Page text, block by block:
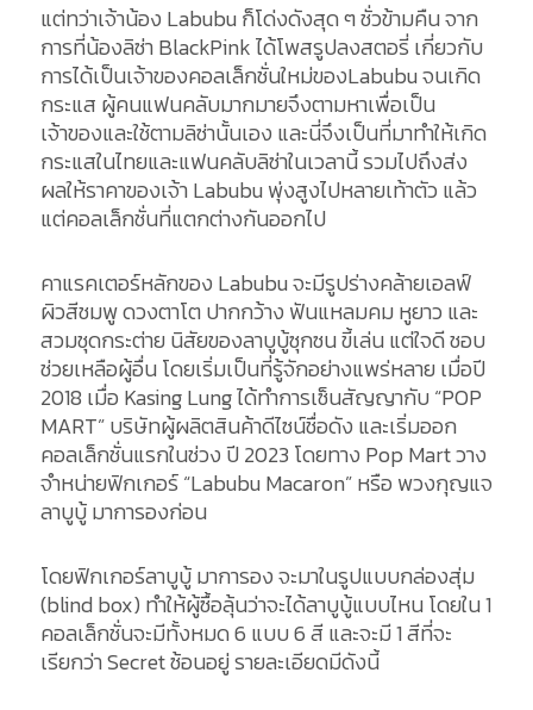
แต่ทว่าเจ้าน้อง Labubu ก็โด่งดังสุด ๆ ชั่วข้ามคืน จาก
การที่น้องลิซ่า BlackPink ได้โพสรูปลงสตอรี่ เกี่ยวกับ
การได้เป็นเจ้าของคอลเล็กชั่นใหม่ของLabubu จนเกิด
กระแส ผู้คนแฟนคลับมากมายจึงตามหาเพื่อเป็น
เจ้าของและใช้ตามลิซ่านั้นเอง และนี่จึงเป็นที่มาทำให้เกิด
กระแสในไทยและแฟนคลับลิซ่าในเวลานี้ รวมไปถึงส่ง
ผลให้ราคาของเจ้า Labubu พุ่งสูงไปหลายเท้าตัว แล้ว
แต่คอลเล็กชั่นที่แตกต่างกันออกไป
คาแรคเตอร์หลักของ Labubu จะมีรูปร่างคล้ายเอลฟ์
ผิวสีชมพู ดวงตาโต ปากกว้าง ฟันแหลมคม หูยาว และ
สวมชุดกระต่าย นิสัยของลาบูบู้ซุกซน ขี้เล่น แต่ใจดี ชอบ
ช่วยเหลือผู้อื่น โดยเริ่มเป็นที่รู้จักอย่างแพร่หลาย เมื่อปี
2018 เมื่อ Kasing Lung ได้ทำการเซ็นสัญญากับ “POP
MART” บริษัทผู้ผลิตสินค้าดีไซน์ชื่อดัง และเริ่มออก
คอลเล็กชั่นแรกในช่วง ปี 2023 โดยทาง Pop Mart วาง
จำหน่ายฟิกเกอร์ “Labubu Macaron” หรือ พวงกุญแจ
ลาบูบู้ มาการองก่อน
โดยฟิกเกอร์ลาบูบู้ มาการอง จะมาในรูปแบบกล่องสุ่ม
(blind box) ทำให้ผู้ซื้อลุ้นว่าจะได้ลาบูบู้แบบไหน โดยใน 1
คอลเล็กชั่นจะมีทั้งหมด 6 แบบ 6 สี และจะมี 1 สีที่จะ
เรียกว่า Secret ซ้อนอยู่ รายละเอียดมีดังนี้